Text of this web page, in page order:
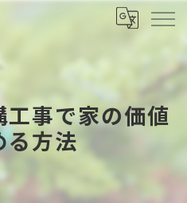
事で家の価値
る方法